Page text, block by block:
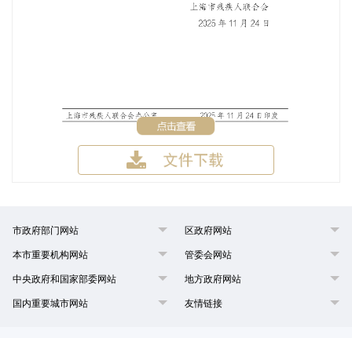
市政府部门网站 区政府网站
本市重要机构网站 管委会网站
中央政府和国家部委网站 地方政府网站
国内重要城市网站 友情链接